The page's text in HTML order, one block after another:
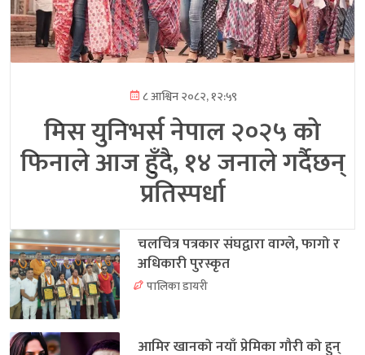
८ आश्विन २०८२, १२:५९
मिस युनिभर्स नेपाल २०२५ को
फिनाले आज हुँदै, १४ जनाले गर्दैछन्
प्रतिस्पर्धा
चलचित्र पत्रकार संघद्वारा वाग्ले, फागो र
अधिकारी पुरस्कृत
पालिका डायरी
आमिर खानको नयाँ प्रेमिका गौरी को हुन्